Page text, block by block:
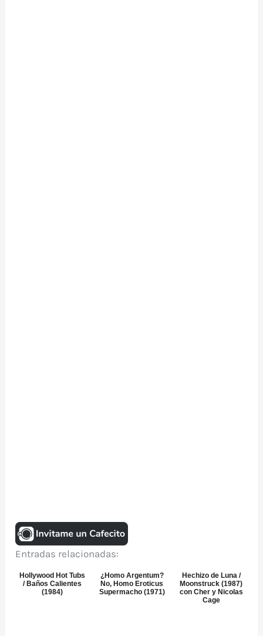
Entradas relacionadas:
Hollywood Hot Tubs
/ Baños Calientes
(1984)
¿Homo Argentum?
No, Homo Eroticus
Supermacho (1971)
Hechizo de Luna /
Moonstruck (1987)
con Cher y Nicolas
Cage